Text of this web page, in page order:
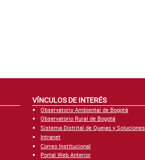
VÍNCULOS DE INTERÉS
Observatorio Ambiental de Bogotá
Observatorio Rural de Bogotá
Sistema Distrital de Quejas y Soluciones
Intranet
Correo Institucional
Portal Web Anterior